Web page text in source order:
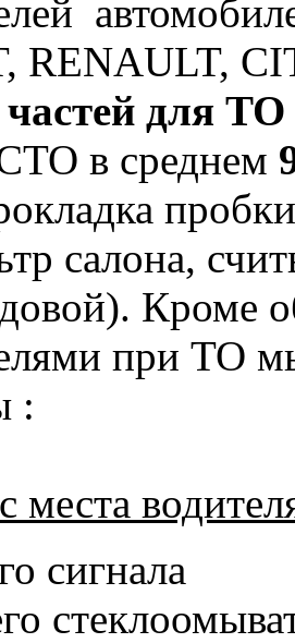
RENAULT,
для
в среднем
салона,
Кроме
при ТО
:
места
сигнала